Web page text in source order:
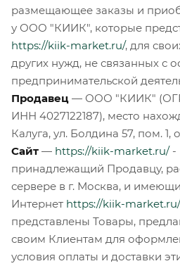
размещающее заказы и
у ООО "КИИК", которые
https://kiik-market.ru/, для
других нужд, не связанных с
предпринимательской
Продавец — ООО "КИИК"
ИНН 4027122187), место
Калуга, ул. Болдина 57, пом. 1,
Сайт — https://kiik-market.ru/-
принадлежащий Продавцу,
сервере в г. Москва, и
Интернет https://kiik-market.ru/
представлены Товары,
своим Клиентам для
условия оплаты и доставки